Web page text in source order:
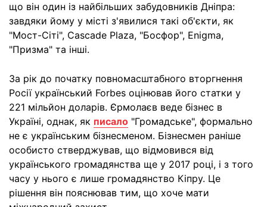
що він один із найбільших забудовників Дніпра:
завдяки йому у місті з'явилися такі об'єкти, як
"Мост-Сіті", Cascade Plaza, "Босфор", Enigma,
"Призма" та інші.
За рік до початку повномасштабного вторгнення
Росії український Forbes оцінював його статки у
221 мільйон доларів. Єрмолаєв веде бізнес в
Україні, однак, як писало "Громадське", формально
не є українським бізнесменом. Бізнесмен раніше
особисто стверджував, що відмовився від
українського громадянства ще у 2017 році, і з того
часу у нього є лише громадянство Кіпру. Це
рішення він пояснював тим, що хоче мати